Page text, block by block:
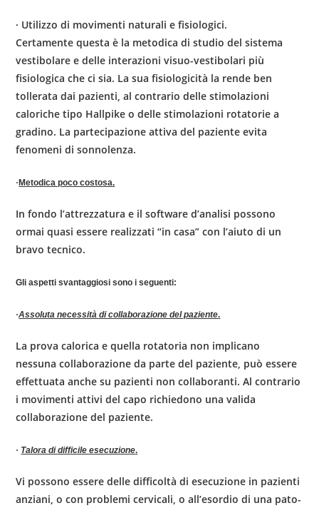
· Utilizzo di movimenti naturali e fisiologici.
Certamente questa è la meto­dica di studio del sistema
vestibolare e delle interazioni visuo-vestibolari più
fisiologica che ci sia. La sua fisiologicità la rende ben
tollerata dai pazienti, al contrario delle stimolazioni
caloriche tipo Hallpike o delle stimolazioni rotatorie a
gradino. La partecipazione attiva del paziente evita
fenomeni di sonnolenza.
· Metodica poco costosa.
In fondo l’attrezzatura e il software d’analisi possono
ormai quasi essere realizzati “in casa” con l’aiuto di un
bravo tecnico.
Gli aspetti svantaggiosi sono i seguenti:
·Assoluta necessità di collaborazione del paziente.
La prova calorica e quella rotatoria non implicano
nessuna collaborazione da parte del paziente, può essere
effettuata anche su pazienti non collaboranti. Al contrario
i movimenti attivi del capo richiedono una valida
collaborazione del paziente.
· Talora di difficile esecuzione.
Vi possono essere delle difficoltà di ese­cuzione in pazienti
anziani, o con problemi cervicali, o all’esordio di una pato­